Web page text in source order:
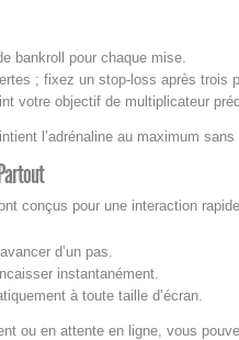
bankroll pour chaque mise.
; fixez un stop‑loss après trois
votre objectif de multiplicateur
l’adrénaline au maximum
conçus pour une interaction
d’un pas.
instantanément.
à toute taille d’écran.
ou en attente en ligne, vous